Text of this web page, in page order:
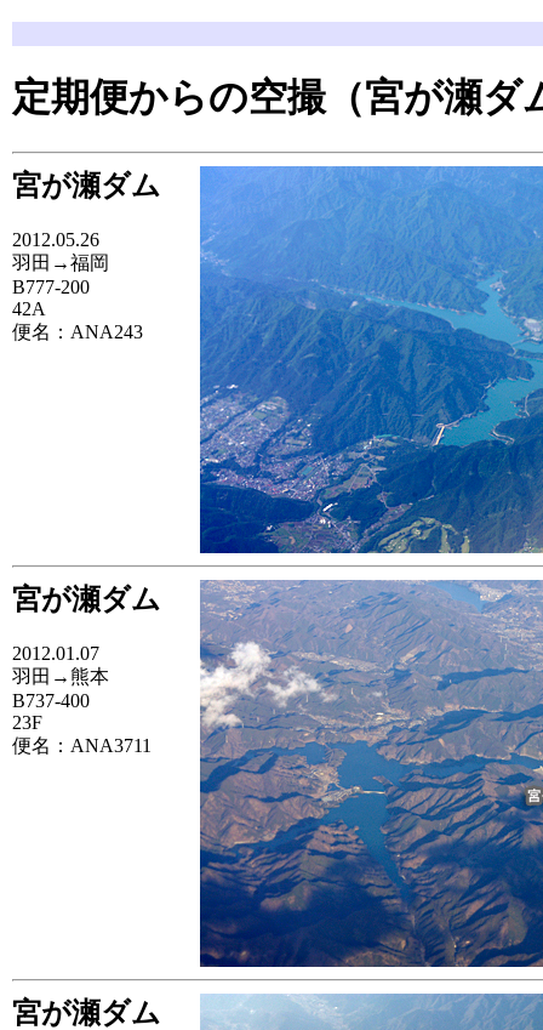
定期便からの空撮（宮が瀬ダ
宮が瀬ダム
2012.05.26
羽田→福岡
B777-200
42A
便名：ANA243
宮が瀬ダム
2012.01.07
羽田→熊本
B737-400
23F
便名：ANA3711
宮が瀬ダム